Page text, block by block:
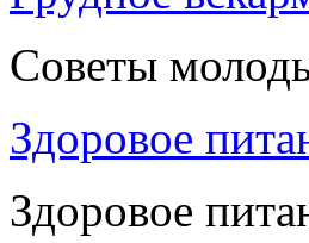
Советы
Здоровое
Здоровое